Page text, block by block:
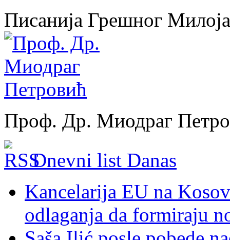
Писанија Грешног Милоја
Проф. Др. Миодраг
Dnevni list Danas
Kancelarija EU na
odlaganja da formiraju